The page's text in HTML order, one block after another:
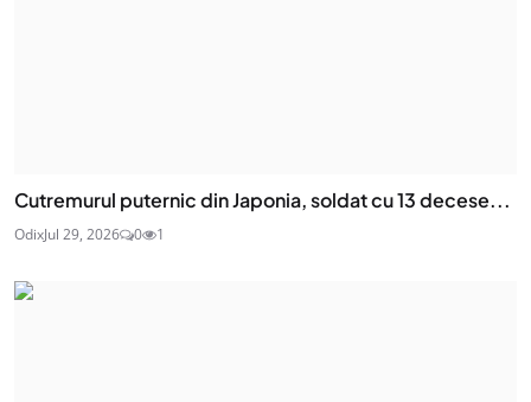
Cutremurul puternic din Japonia, soldat cu 13 decese...
OdixJul 29, 2026 0 1